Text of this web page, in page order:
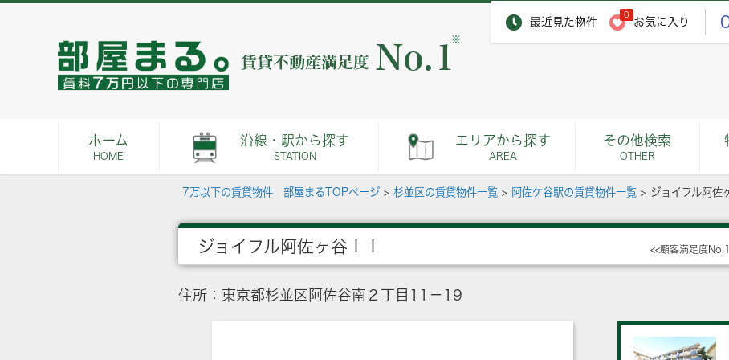
最近見た物件
0
お気に入り
※
ホーム
HOME
沿線・駅から探す
STATION
エリアから探す
AREA
その他検索
OTHER
7万以下の賃貸物件 部屋まるTOPページ > 杉並区の賃貸物件一覧 > 阿佐ケ谷駅の賃貸物件一覧 > ジョイフル阿佐
ジョイフル阿佐ヶ谷ＩＩ <<顧客満足度
住所：東京都杉並区阿佐谷南２丁目11－19